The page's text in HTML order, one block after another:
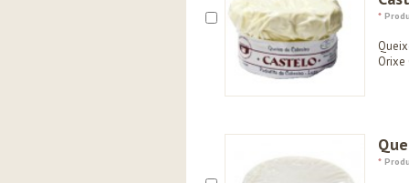
*
Orixe
*